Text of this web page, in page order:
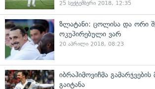
25 სექტემბერი 2018, 12:35
ზლატანი: ცოლისა და ორი
ოკუპირებული ვარ
20 აპრილი 2018, 08:23
იბრაჰიმოვიჩმა
გაიტანა